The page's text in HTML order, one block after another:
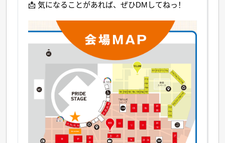
📩 気になることがあれば、ぜひDMしてねっ！